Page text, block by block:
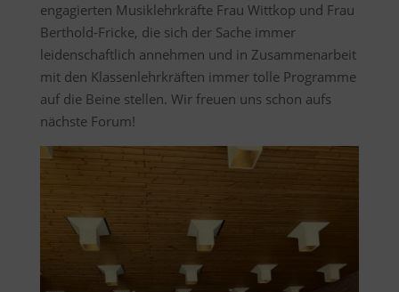
engagierten Musiklehrkräfte Frau Wittkop und Frau
Berthold-Fricke, die sich der Sache immer
leidenschaftlich annehmen und in Zusammenarbeit
mit den Klassenlehrkräften immer tolle Programme
auf die Beine stellen. Wir freuen uns schon aufs
nächste Forum!